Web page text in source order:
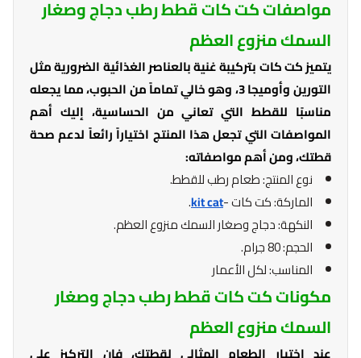
مواصفات كت كات قطط رطب دجاج وصغار
السمك منزوع العظم
يتميز كت كات بتركيبة غنية بالعناصر الغذائية الضرورية مثل
التورين وأوميجا 3، وهو خالي تماماً من الحبوب، مما يجعله
مناسبًا للقطط التي تعاني من الحساسية، إليك أهم
المواصفات التي تجعل هذا المنتج اختياراً رائعاً لدعم صحة
قطتك، ومن أهم مواصفاته:
نوع المنتج: طعام رطب للقطط.
الماركة: كت كات -kit cat
.
النكهة: دجاج وصغار السمك منزوع العظم.
الحجم: 80 جرام.
المناسب: لكل الأعمار
مكونات كت كات قطط رطب دجاج وصغار
السمك منزوع العظم